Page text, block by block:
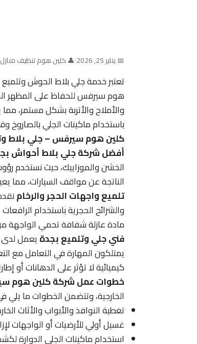
📅 يناير 25, 2026 |👤 كلين هوم تنظيف منازل
تعتبر خدمة جلي بلاط الحوش
هوم سيرفس للحفاظ على المظهر
والأملاح والأتربة بشكل مستمر،
باستخدام ماكينات الجلي
كلين هوم سيرفس – جلي بلاط
أفضل شركة جلي بلاط أحواش
الخشن والموزاييك، حيث نستخدم
الناتجة عن مواقف السيارات، مما
تلميع واجهات الحجر والرخام
والشرائح الحجرية باستخدام
مادة عازلة شفافة تحمي الواجهة من
فني جلي وتلميع بجدةيعمل
يمتلكون المهارة في التعامل مع
كيميائية لا تؤثر على الدهانات أو
خطوات عمل شركة كلين هوم
الخارجية، وتتضمن الخطوات ما
تغطية النوافذ والأبواب والأثاث
غسيل أولي للأرضيات أو الواجهات
استخدام ماكينات الجلي الدوارة